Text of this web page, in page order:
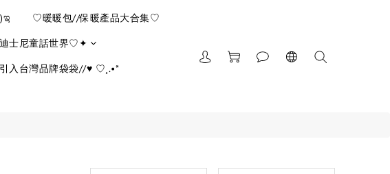
♡暖暖包//保暖產品大合集♡
士尼童話世界♡✦
入台灣品牌袋袋//♥ ♡¸.•*